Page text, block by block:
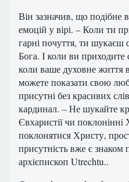
Він зазначив, що подібне
емоцій у вірі. – Коли ти
гарні почуття, ти шукаєш
Бога. І коли ви приходите
коли ваше духовне життя
можете показати свою
присутні без красивих
кардинал. – Не шукайте
Євхаристії чи
поклонятися Христу,
присутність вже є знаком
архієпископ Utrechtu..